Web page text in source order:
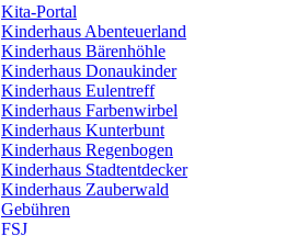
Kita-Portal
Kinderhaus Abenteuerland
Kinderhaus Bärenhöhle
Kinderhaus Donaukinder
Kinderhaus Eulentreff
Kinderhaus Farbenwirbel
Kinderhaus Kunterbunt
Kinderhaus Regenbogen
Kinderhaus Stadtentdecker
Kinderhaus Zauberwald
Gebühren
FSJ